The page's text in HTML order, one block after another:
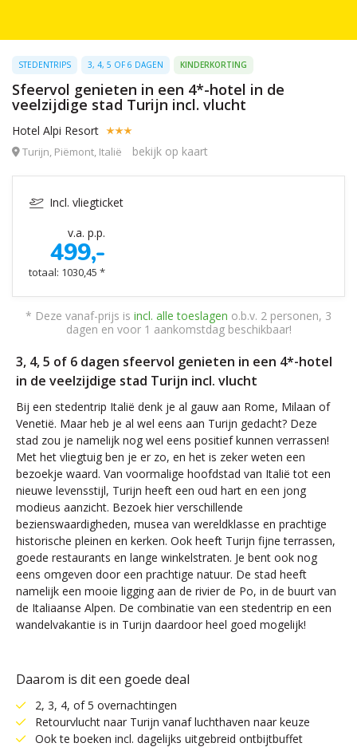
STEDENTRIPS 3, 4, 5 OF 6 DAGEN KINDERKORTING
Sfeervol genieten in een 4*-hotel in de
veelzijdige stad Turijn incl. vlucht
Hotel Alpi Resort
Turijn, Piëmont, Italië bekijk op kaart
Incl. vliegticket
v.a. p.p.
499,-
totaal: 1030,45 *
* Deze vanaf-prijs is incl. alle toeslagen o.b.v. 2 personen, 3
dagen en voor 1 aankomstdag beschikbaar!
3, 4, 5 of 6 dagen sfeervol genieten in een 4*-hotel
in de veelzijdige stad Turijn incl. vlucht
Bij een stedentrip Italië denk je al gauw aan Rome, Milaan of
Venetië. Maar heb je al wel eens aan Turijn gedacht? Deze
stad zou je namelijk nog wel eens positief kunnen verrassen!
Met het vliegtuig ben je er zo, en het is zeker weten een
bezoekje waard. Van voormalige hoofdstad van Italië tot een
nieuwe levensstijl, Turijn heeft een oud hart en een jong
modieus aanzicht. Bezoek hier verschillende
bezienswaardigheden, musea van wereldklasse en prachtige
historische pleinen en kerken. Ook heeft Turijn fijne terrassen,
goede restaurants en lange winkelstraten. Je bent ook nog
eens omgeven door een prachtige natuur. De stad heeft
namelijk een mooie ligging aan de rivier de Po, in de buurt van
de Italiaanse Alpen. De combinatie van een stedentrip en een
wandelvakantie is in Turijn daardoor heel goed mogelijk!
Daarom is dit een goede deal
2, 3, 4, of 5 overnachtingen
Retourvlucht naar Turijn vanaf luchthaven naar keuze
Ook te boeken incl. dagelijks uitgebreid ontbijtbuffet